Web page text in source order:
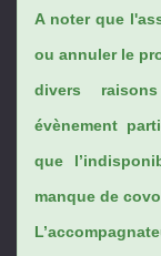
A noter que
ou annuler le
divers
évènement
que
manque de